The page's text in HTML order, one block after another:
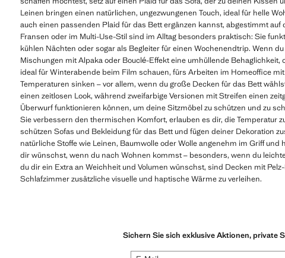
Leinen bringen einen natürlichen, ungezwungenen Touch, ideal für helle
auch einen passenden Plaid für das Bett ergänzen kannst, abgestimmt
Fransen oder im Multi-Use-Stil sind im Alltag besonders praktisch: Sie
kühlen Nächten oder sogar als Begleiter für einen Wochenendtrip. Wenn
Mischungen mit Alpaka oder Bouclé-Effekt eine umhüllende
ideal für Winterabende beim Film schauen, fürs Arbeiten im Homeoffice
Temperaturen sinken – vor allem, wenn du große Decken für das Bett
einen zeitlosen Look, während zweifarbige Versionen mit Streifen einen
Überwurf funktionieren können, um deine Sitzmöbel zu schützen und zu
Sie verbessern den thermischen Komfort, erlauben es dir, die Temperatur
schützen Sofas und Bekleidung für das Bett und fügen deiner Dekoration
natürliche Stoffe wie Leinen, Baumwolle oder Wolle angenehm im Griff
dir wünschst, wenn du nach Wohnen kommst – besonders, wenn du
du dir ein Extra an Weichheit und Volumen wünschst, sind Decken mit
Schlafzimmer zusätzliche visuelle und haptische Wärme zu verleihen.
Sichern Sie sich exklusive Aktionen, private